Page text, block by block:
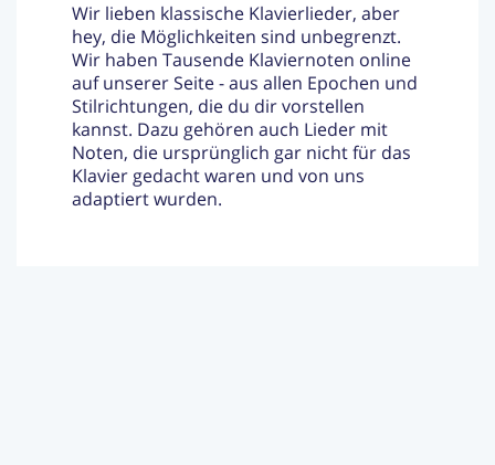
Wir lieben klassische Klavierlieder, aber
hey, die Möglichkeiten sind unbegrenzt.
Wir haben Tausende Klaviernoten online
auf unserer Seite - aus allen Epochen und
Stilrichtungen, die du dir vorstellen
kannst. Dazu gehören auch Lieder mit
Noten, die ursprünglich gar nicht für das
Klavier gedacht waren und von uns
adaptiert wurden.